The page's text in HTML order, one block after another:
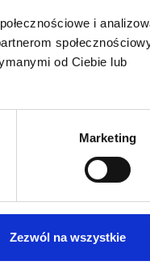
i
od Ciebie lub
Marketing
Zezwól na wszystkie